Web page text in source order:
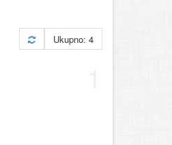
Ukupno: 4